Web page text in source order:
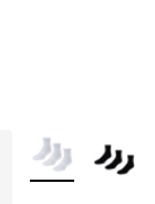
Plus de couleurs